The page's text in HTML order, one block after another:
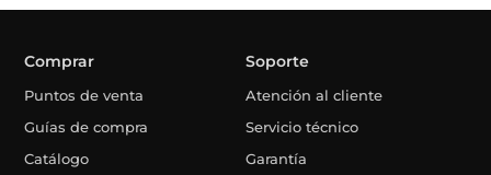
Comprar
Puntos de venta
Guías de compra
Catálogo
Soporte
Atención al cliente
Servicio técnico
Garantía